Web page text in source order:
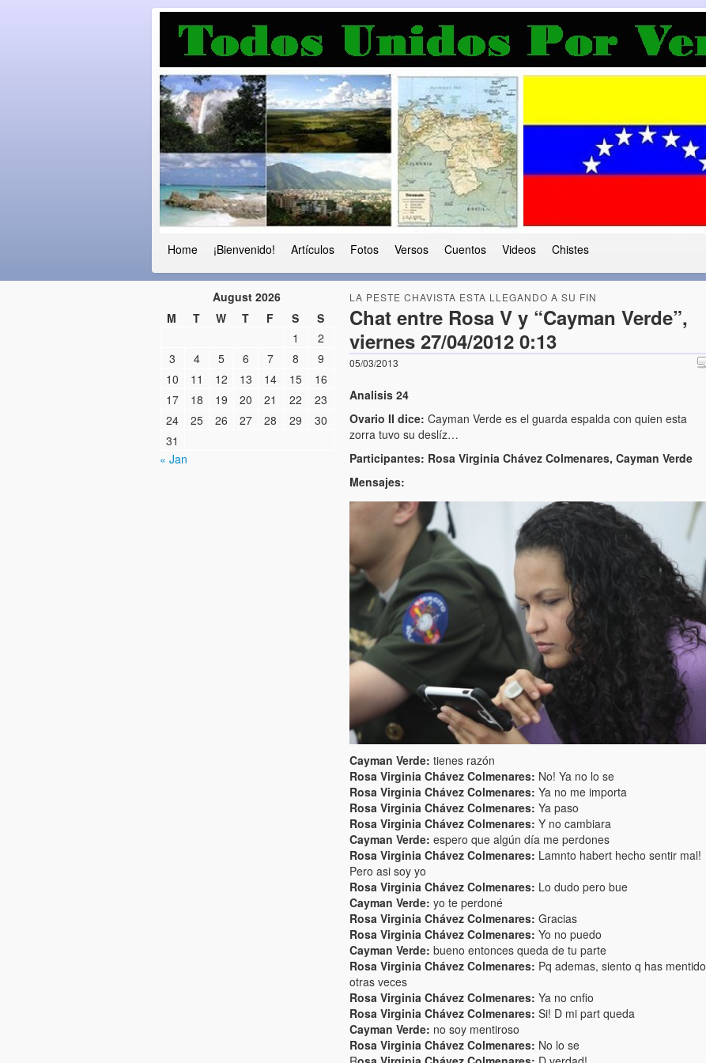
Luchando por la Democracia
Fuera el chavismo, la peor peste que le ha caido a esta tierra
Home ¡Bienvenido! Artículos Fotos Versos Cuentos Videos Chistes
LA PESTE CHAVISTA ESTA LLEGANDO A SU FIN
Chat entre Rosa V y “Cayman Verde”,
viernes 27/04/2012 0:13
05/03/2013
Analisis 24
Ovario II dice: Cayman Verde es el guarda espalda con quien esta
zorra tuvo su deslíz…
Participantes: Rosa Virginia Chávez Colmenares, Cayman Verde
Mensajes:
Cayman Verde: tienes razón
Rosa Virginia Chávez Colmenares: No! Ya no lo se
Rosa Virginia Chávez Colmenares: Ya no me importa
Rosa Virginia Chávez Colmenares: Ya paso
Rosa Virginia Chávez Colmenares: Y no cambiara
Cayman Verde: espero que algún día me perdones
Rosa Virginia Chávez Colmenares: Lamnto habert hecho sentir mal!
Pero asi soy yo
Rosa Virginia Chávez Colmenares: Lo dudo pero bue
Cayman Verde: yo te perdoné
Rosa Virginia Chávez Colmenares: Gracias
Rosa Virginia Chávez Colmenares: Yo no puedo
Cayman Verde: bueno entonces queda de tu parte
Rosa Virginia Chávez Colmenares: Pq ademas, siento q has mentido
otras veces
Rosa Virginia Chávez Colmenares: Ya no cnfio
Rosa Virginia Chávez Colmenares: Si! D mi part queda
Cayman Verde: no soy mentiroso
Rosa Virginia Chávez Colmenares: No lo se
August 2026
M
T W T F S
S
1
2
3
4 5 6 7 8
9
10
11 12 13 14 15
16
17
18 19 20 21 22
23
24
25 26 27 28 29
30
31
« Jan